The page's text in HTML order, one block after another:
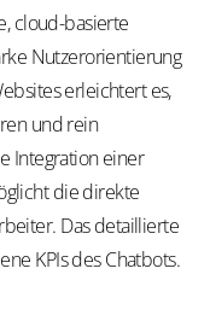
cloud-basierte
Nutzerorientierung
erleichtert es,
und rein
Integration einer
die direkte
Das detaillierte
KPIs des Chatbots.